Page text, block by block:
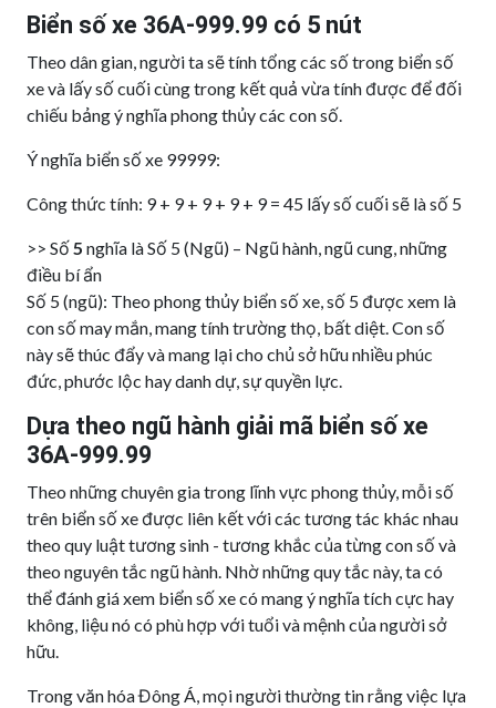
Biển số xe 36A-999.99 có 5 nút
Theo dân gian, người ta sẽ tính tổng các số trong biển số
xe và lấy số cuối cùng trong kết quả vừa tính được để đối
chiếu bảng ý nghĩa phong thủy các con số.
Ý nghĩa biển số xe 99999:
Công thức tính: 9 + 9 + 9 + 9 + 9 = 45 lấy số cuối sẽ là số 5
>> Số5 nghĩa là Số 5 (Ngũ) – Ngũ hành, ngũ cung, những
điều bí ẩn
Số 5 (ngũ): Theo phong thủy biển số xe, số 5 được xem là
con số may mắn, mang tính trường thọ, bất diệt. Con số
này sẽ thúc đẩy và mang lại cho chủ sở hữu nhiều phúc
đức, phước lộc hay danh dự, sự quyền lực.
Dựa theo ngũ hành giải mã biển số xe
36A-999.99
Theo những chuyên gia trong lĩnh vực phong thủy, mỗi số
trên biển số xe được liên kết với các tương tác khác nhau
theo quy luật tương sinh - tương khắc của từng con số và
theo nguyên tắc ngũ hành. Nhờ những quy tắc này, ta có
thể đánh giá xem biển số xe có mang ý nghĩa tích cực hay
không, liệu nó có phù hợp với tuổi và mệnh của người sở
hữu.
Trong văn hóa Đông Á, mọi người thường tin rằng việc lựa